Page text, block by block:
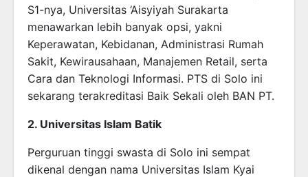
S1-nya, Universitas ‘Aisyiyah Surakarta
menawarkan lebih banyak opsi, yakni
Keperawatan, Kebidanan, Administrasi Rumah
Sakit, Kewirausahaan, Manajemen Retail, serta
Cara dan Teknologi Informasi. PTS di Solo ini
sekarang terakreditasi Baik Sekali oleh BAN PT.
2. Universitas Islam Batik
Perguruan tinggi swasta di Solo ini sempat
dikenal dengan nama Universitas Islam Kyai